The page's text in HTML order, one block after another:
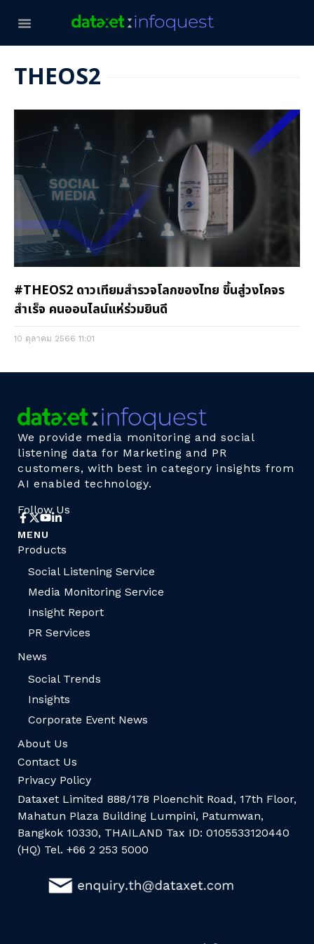
THEOS2
#THEOS2 ดาวเทียมสำรวจโลกของไทย ขึ้นสู่วงโคจร
สำเร็จ คนออนไลน์แห่ร่วมยินดี
10 ตุลาคม 2566 11:01
We provide media monitoring and social
listening data for Marketing and PR
customers, with best in category insights from
AI enabled technology.
Follow Us
MENU
Products
Social Listening Service
Media Monitoring Service
Insight Report
PR Services
News
Social Trends
Insights
Corporate Event News
About Us
Contact Us
Privacy Policy
Dataxet Limited 888/178 Ploenchit Road, 17th Floor,
Mahatun Plaza Building Lumpini, Patumwan,
Bangkok 10330, THAILAND Tax ID: 0105533120440
(HQ) Tel. +66 2 253 5000